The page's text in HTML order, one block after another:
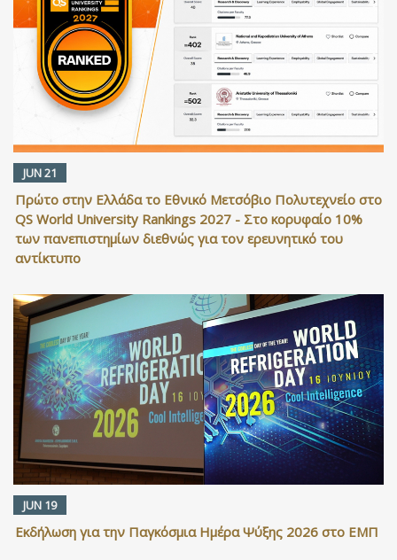
JUN 21
Πρώτο στην Ελλάδα το Εθνικό Μετσόβιο Πολυτεχνείο στο
QS World University Rankings 2027 - Στο κορυφαίο 10%
των πανεπιστημίων διεθνώς για τον ερευνητικό του
αντίκτυπο
JUN 19
Εκδήλωση για την Παγκόσμια Ημέρα Ψύξης 2026 στο ΕΜΠ